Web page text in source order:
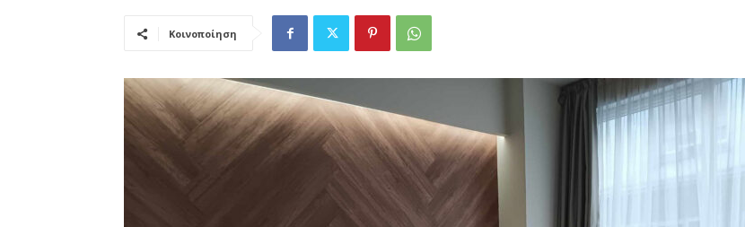
Κοινοποίηση